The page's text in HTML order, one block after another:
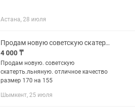
Астана, 28 июля
Продам новую советскую скатерть
4 000 ₸
Продам новую. советскую
скатерть.льняную. отличное качество
размер 170 на 155
Шымкент, 25 июля